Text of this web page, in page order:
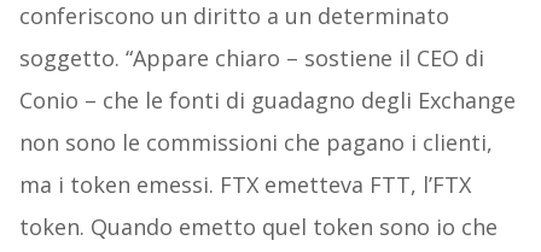
conferiscono un diritto a un determinato
soggetto. “Appare chiaro – sostiene il CEO di
Conio – che le fonti di guadagno degli Exchange
non sono le commissioni che pagano i clienti,
ma i token emessi. FTX emetteva FTT, l’FTX
token. Quando emetto quel token sono io che